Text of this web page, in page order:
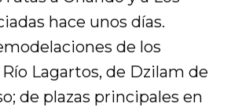
hace unos días.
de los
Lagartos, de Dzilam de
de plazas principales en